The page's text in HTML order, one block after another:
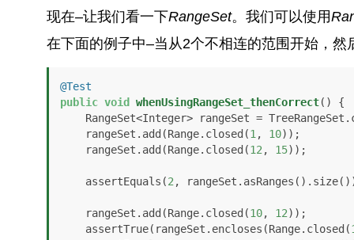
现在–让我们看一下RangeSet。我们可以使用
在下面的例子中–当从2个不相连的范围开始，
@Test
public void whenUsingRangeSet_thenCorrect()
{
    rangeSet.add(Range.closed(
1 , 10));
    rangeSet.add(Range.closed(
12 , 15));
    assertEquals(
2 ,
    rangeSet.add(Range.closed(
10, 12));
    assertTrue(rangeSet.encloses(Range.closed(